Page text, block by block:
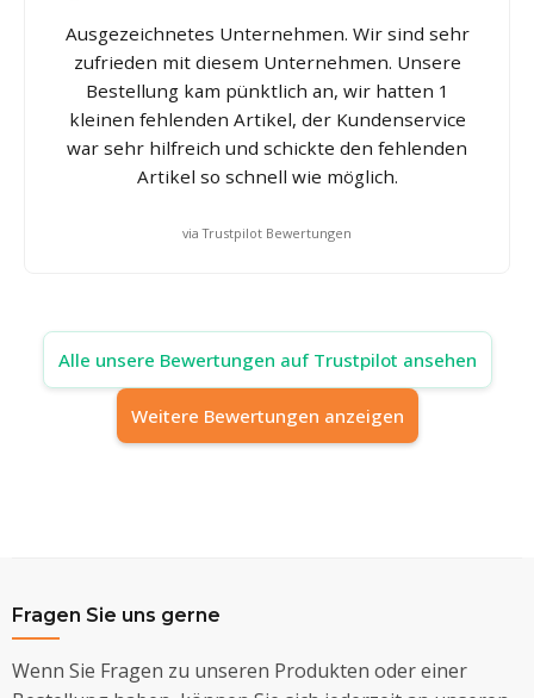
Ausgezeichnetes Unternehmen. Wir sind sehr
zufrieden mit diesem Unternehmen. Unsere
Bestellung kam pünktlich an, wir hatten 1
kleinen fehlenden Artikel, der Kundenservice
war sehr hilfreich und schickte den fehlenden
Artikel so schnell wie möglich.
via Trustpilot Bewertungen
Alle unsere Bewertungen auf Trustpilot ansehen
Weitere Bewertungen anzeigen
Fragen Sie uns gerne
Wenn Sie Fragen zu unseren Produkten oder einer